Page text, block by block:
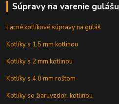
Súpravy na varenie gulášu
Lacné kotlíkové súpravy na guláš
Kotlíky s 1,5 mm kotlinou
Kotlíky s 2 mm kotlinou
Kotlíky s 4,0 mm roštom
Kotlíky so žiaruvzdor. kotlinou